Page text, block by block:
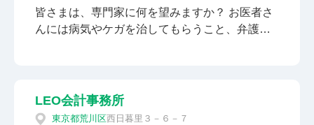
皆さまは、専門家に何を望みますか？ お医者さ
んには病気やケガを治してもらうこと、弁護士
ちろん、税務申告をはじめとした税務処理や節
税方法、会計記帳があるかと思います。 でも、
LEO会計事務所
東京都荒川区西日暮里３－６－７